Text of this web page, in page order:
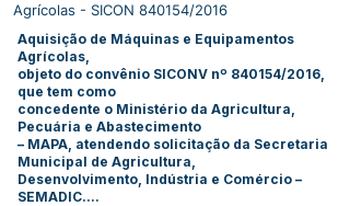
Agrícolas - SICON 840154/2016
Aquisição de Máquinas e Equipamentos
Agrícolas,
objeto do convênio SICONV nº 840154/2016,
que tem como
concedente o Ministério da Agricultura,
Pecuária e Abastecimento
– MAPA, atendendo solicitação da Secretaria
Municipal de Agricultura,
Desenvolvimento, Indústria e Comércio –
SEMADIC....